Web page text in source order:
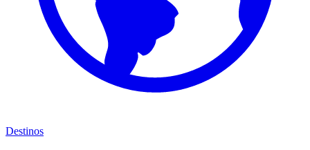
Destinos